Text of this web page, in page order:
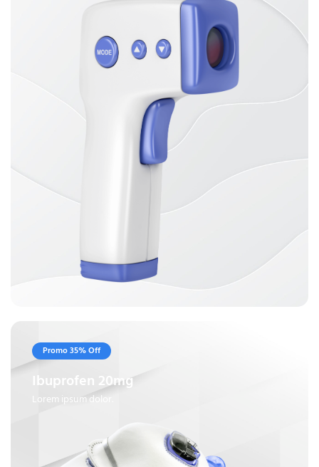
Promo 35% Off
Ibuprofen 20mg
Lorem ipsum dolor.